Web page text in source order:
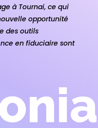
à Tournai, ce qui
opportunité
des outils
en fiduciaire sont